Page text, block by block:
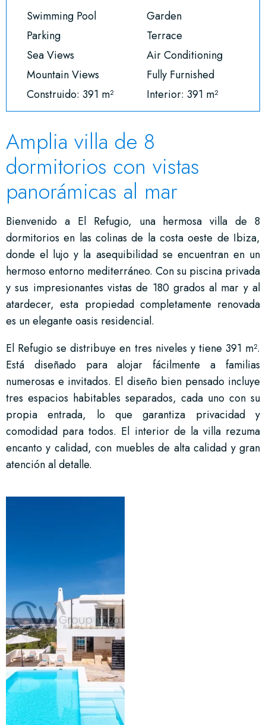
Swimming Pool
Garden
Parking
Terrace
Sea Views
Air Conditioning
Mountain Views
Fully Furnished
Construido: 391 m²
Interior: 391 m²
Amplia villa de 8
dormitorios con vistas
panorámicas al mar
Bienvenido a El Refugio, una hermosa villa de 8
dormitorios en las colinas de la costa oeste de Ibiza,
donde el lujo y la asequibilidad se encuentran en un
hermoso entorno mediterráneo. Con su piscina privada
y sus impresionantes vistas de 180 grados al mar y al
atardecer, esta propiedad completamente renovada
es un elegante oasis residencial.
El Refugio se distribuye en tres niveles y tiene 391 m².
Está diseñado para alojar fácilmente a familias
numerosas e invitados. El diseño bien pensado incluye
tres espacios habitables separados, cada uno con su
propia entrada, lo que garantiza privacidad y
comodidad para todos. El interior de la villa rezuma
encanto y calidad, con muebles de alta calidad y gran
atención al detalle.